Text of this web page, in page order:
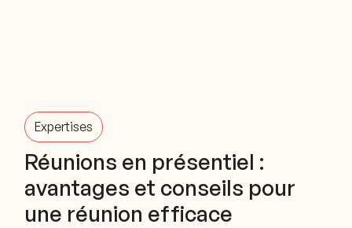
Expertises
Réunions en présentiel :
avantages et conseils pour
une réunion efficace